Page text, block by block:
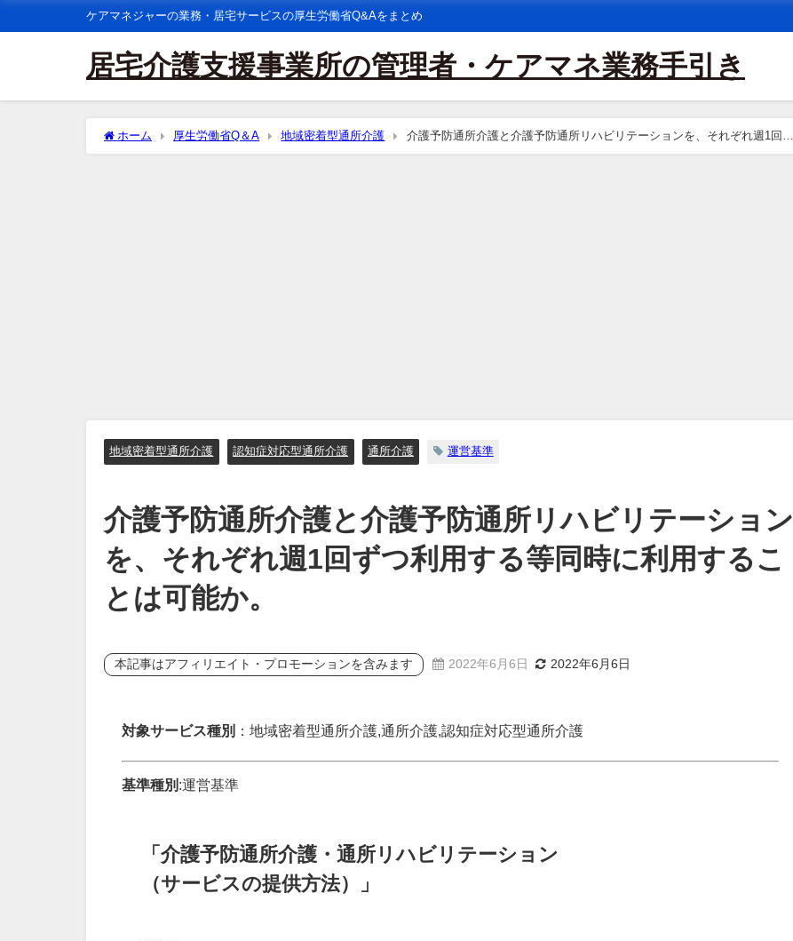
ケアマネジャーの業務・居宅サービスの厚生労働省Q&Aをまとめ
居宅介護支援事業所の管理者・ケアマネ業務手引き
ホーム 厚生労働省Q＆A 地域密着型通所介護
介護予防通所介護と介護予防通所リハビリテーションを、それぞれ週1回ず
つ利用する等同時に利用することは可能か。
地域密着型通所介護 認知症対応型通所介護 通所介護 運営基準
介護予防通所介護と介護予防通所リハビリテーション
を、それぞれ週1回ずつ利用する等同時に利用するこ
とは可能か。
本記事はアフィリエイト・プロモーションを含みます 2022年6月6日 2022年6月6日
対象サービス種別 ：地域密着型通所介護,通所介護,認知症対応型通所介護
基準種別 :運営基準
「介護予防通所介護・通所リハビリテーション
（サービスの提供方法）」